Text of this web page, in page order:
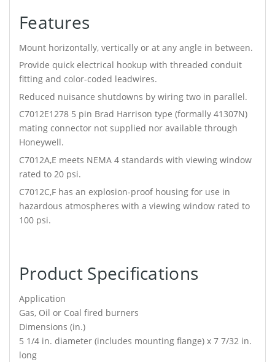
Features
Mount horizontally, vertically or at any angle in between.
Provide quick electrical hookup with threaded conduit
fitting and color-coded leadwires.
Reduced nuisance shutdowns by wiring two in parallel.
C7012E1278 5 pin Brad Harrison type (formally 41307N)
mating connector not supplied nor available through
Honeywell.
C7012A,E meets NEMA 4 standards with viewing window
rated to 20 psi.
C7012C,F has an explosion-proof housing for use in
hazardous atmospheres with a viewing window rated to
100 psi.
Product Specifications
Application
Gas, Oil or Coal fired burners
Dimensions (in.)
5 1/4 in. diameter (includes mounting flange) x 7 7/32 in.
long